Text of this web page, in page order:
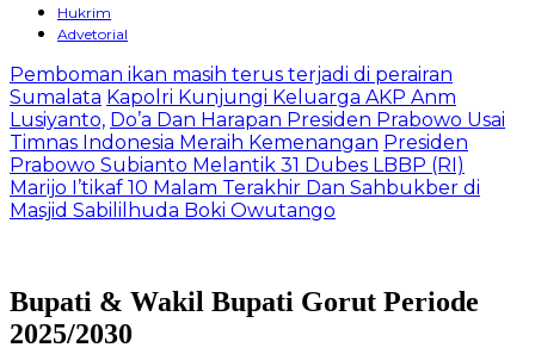
Hukrim
Advetorial
Pemboman ikan masih terus terjadi di perairan
Sumalata Kapolri Kunjungi Keluarga AKP Anm
Lusiyanto, Do’a Dan Harapan Presiden Prabowo Usai
Timnas Indonesia Meraih Kemenangan Presiden
Prabowo Subianto Melantik 31 Dubes LBBP (RI)
Marijo I’tikaf 10 Malam Terakhir Dan Sahbukber di
Masjid Sabililhuda Boki Owutango
Bupati & Wakil Bupati Gorut Periode
2025/2030